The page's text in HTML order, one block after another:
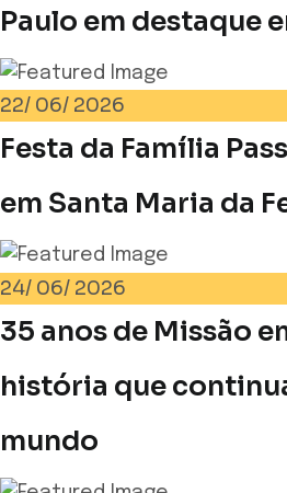
Paulo em destaque
22/ 06/ 2026
Festa da Família
em Santa Maria da
24/ 06/ 2026
35 anos de Missão
história que
mundo